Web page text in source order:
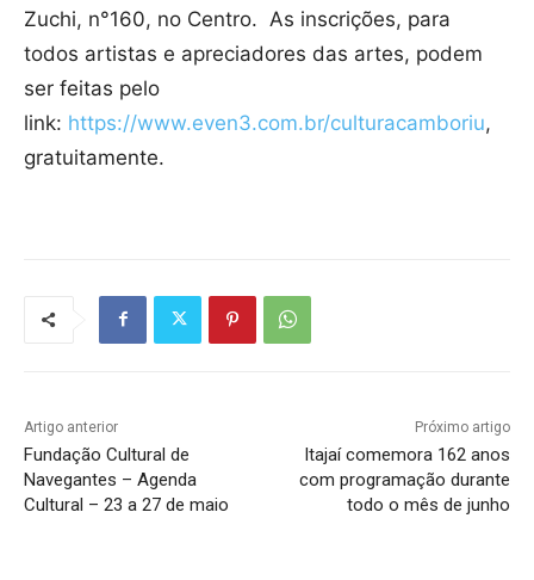
Zuchi, n°160, no Centro. As inscrições, para
todos artistas e apreciadores das artes, podem
ser feitas pelo
link: https://www.even3.com.br/culturacamboriu,
gratuitamente.
Artigo anterior
Fundação Cultural de
Navegantes – Agenda
Cultural – 23 a 27 de maio
Próximo artigo
Itajaí comemora 162 anos
com programação durante
todo o mês de junho